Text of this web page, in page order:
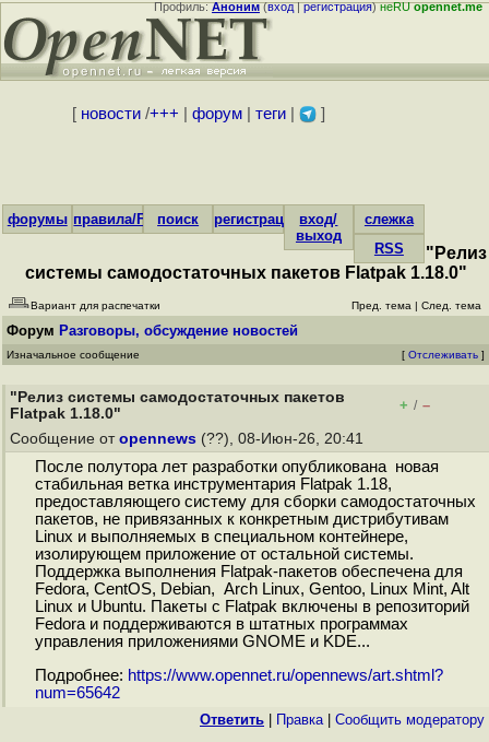
Профиль:Аноним(вход|регистрация)неRUopennet.me
[ новости/+++ форум| теги| ]
форумы правила/FAQпоиск регистрациявход/
выход
слежка
RSS
"Релиз
системы самодостаточных пакетов Flatpak 1.18.0"
Вариант для распечатки Пред. тема | След. тема
Форум Разговоры, обсуждение новостей
Изначальное сообщение [ Отслеживать ]
"Релиз системы самодостаточных пакетов
Flatpak 1.18.0"
+ / –
Сообщение от opennews (??), 08-Июн-26, 20:41
После полутора лет разработки опубликована новая
стабильная ветка инструментария Flatpak 1.18,
предоставляющего систему для сборки самодостаточных
пакетов, не привязанных к конкретным дистрибутивам
Linux и выполняемых в специальном контейнере,
изолирующем приложение от остальной системы.
Поддержка выполнения Flatpak-пакетов обеспечена для
Fedora, CentOS, Debian, Arch Linux, Gentoo, Linux Mint, Alt
Linux и Ubuntu. Пакеты с Flatpak включены в репозиторий
Fedora и поддерживаются в штатных программах
управления приложениями GNOME и KDE...
Подробнее: https://www.opennet.ru/opennews/art.shtml?
num=65642
Ответить Правка| Cообщить модератору